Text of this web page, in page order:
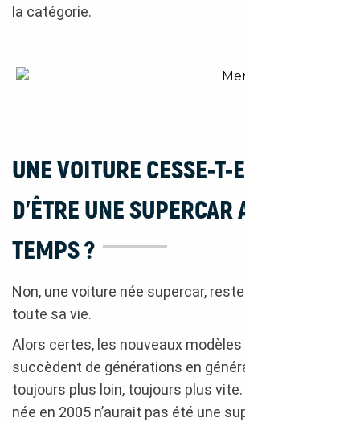
la catégorie.
UNE VOITURE CESSE-T-ELLE
D’ÊTRE UNE SUPERCAR AVEC LE
TEMPS ?
Non, une voiture née supercar, reste une supercar
toute sa vie.
Alors certes, les nouveaux modèles qui se
succèdent de générations en générations iront
toujours plus loin, toujours plus vite. Une supercar
née en 2005 n’aurait pas été une supercar si elle